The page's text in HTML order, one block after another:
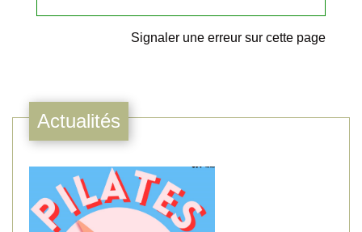
Signaler une erreur sur cette page
Actualités